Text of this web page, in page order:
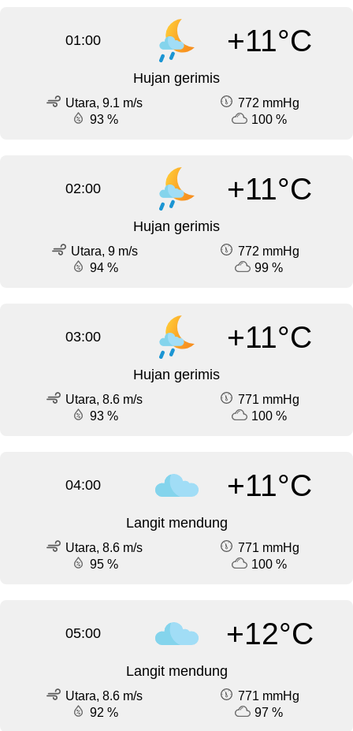
01:00 +11°C
Hujan gerimis
Utara, 9.1 m/s
772 mmHg
93 %
100 %
02:00 +11°C
Hujan gerimis
Utara, 9 m/s
772 mmHg
94 %
99 %
03:00 +11°C
Hujan gerimis
Utara, 8.6 m/s
771 mmHg
93 %
100 %
04:00 +11°C
Langit mendung
Utara, 8.6 m/s
771 mmHg
95 %
100 %
05:00 +12°C
Langit mendung
Utara, 8.6 m/s
771 mmHg
92 %
97 %